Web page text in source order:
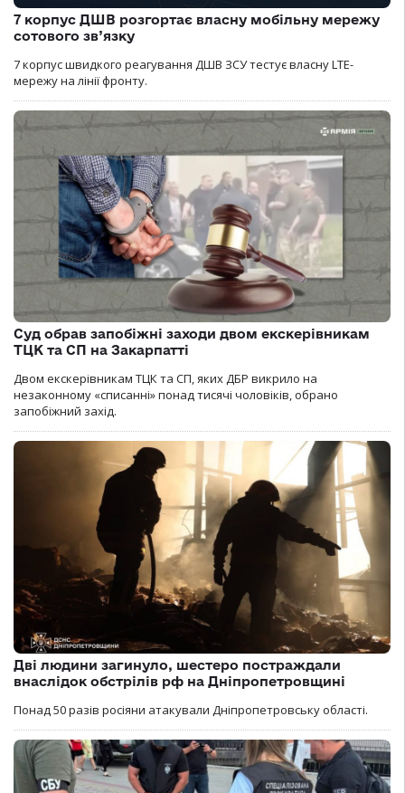
7 корпус ДШВ розгортає власну мобільну мережу
сотового зв’язку
7 корпус швидкого реагування ДШВ ЗСУ тестує власну LTE-
мережу на лінії фронту.
Суд обрав запобіжні заходи двом екскерівникам
ТЦК та СП на Закарпатті
Двом екскерівникам ТЦК та СП, яких ДБР викрило на
незаконному «списанні» понад тисячі чоловіків, обрано
запобіжний захід.
Дві людини загинуло, шестеро постраждали
внаслідок обстрілів рф на Дніпропетровщині
Понад 50 разів росіяни атакували Дніпропетровську області.